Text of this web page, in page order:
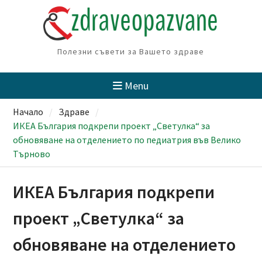
Полезни съвети за Вашето здраве
Menu
Начало
Здраве
ИКЕА България подкрепи проект „Светулка“ за
обновяване на отделението по педиатрия във Велико
Търново
ИКЕА България подкрепи
проект „Светулка“ за
обновяване на отделението